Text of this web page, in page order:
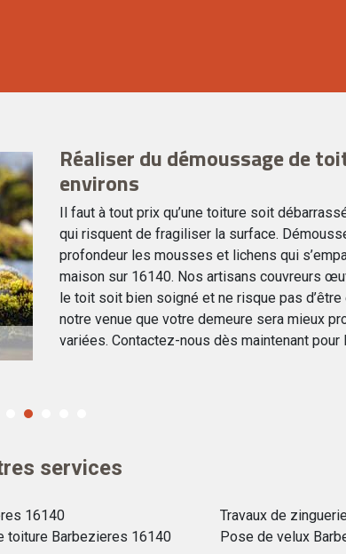
Réaliser du démoussage de
environs
Il faut à tout prix qu’une toiture soit
qui risquent de fragiliser la surface.
profondeur les mousses et lichens qui
maison sur 16140. Nos artisans couvreurs
le toit soit bien soigné et ne risque pas
notre venue que votre demeure sera mieux
variées. Contactez-nous dès maintenant pour
services
16140
toiture Barbezieres 16140
Travaux de
Pose de velux